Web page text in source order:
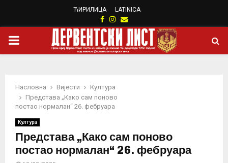
ЋИРИЛИЦА LATINICA
Facebook
Instagram
Email
PRIMARY
Насловна Вијести
Култура
Представа „Како сам поново
постао нормалан“ 26. фебруара
Култура
Представа „Како сам поново
постао нормалан“ 26. фебруара